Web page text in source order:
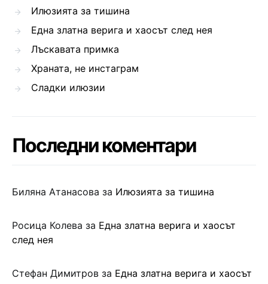
Илюзията за тишина
Една златна верига и хаосът след нея
Лъскавата примка
Храната, не инстаграм
Сладки илюзии
Последни коментари
Биляна Атанасова за Илюзията за тишина
Росица Колева за Една златна верига и хаосът
след нея
Стефан Димитров за Една златна верига и хаосът